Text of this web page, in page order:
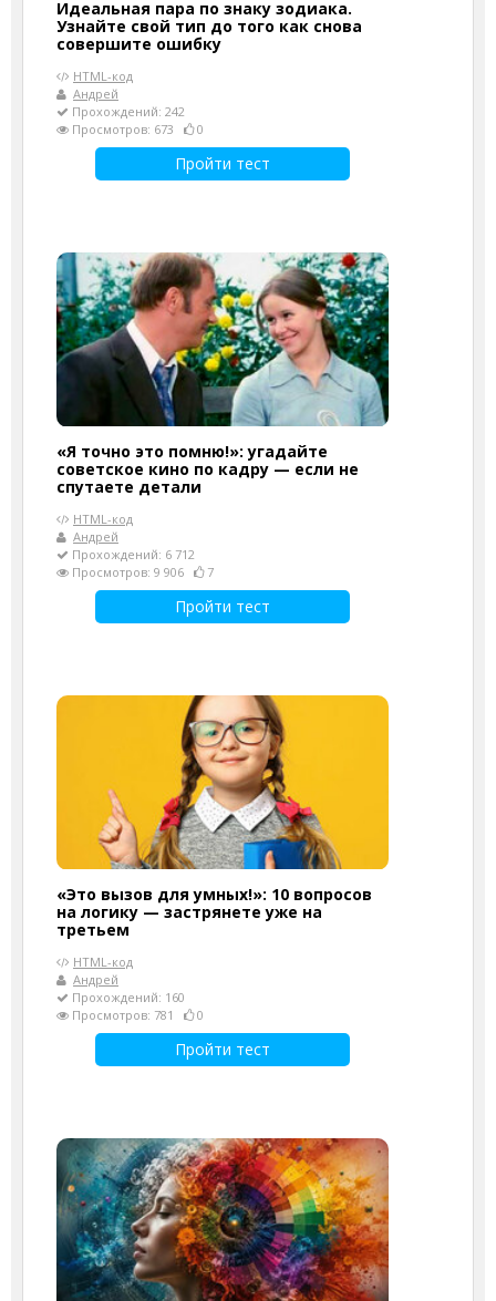
Идеальная пара по знаку зодиака.
Узнайте свой тип до того как снова
совершите ошибку
HTML-код
Андрей
Прохождений: 242
Просмотров: 673
0
Пройти тест
«Я точно это помню!»: угадайте
советское кино по кадру — если не
спутаете детали
HTML-код
Андрей
Прохождений: 6 712
Просмотров: 9 906
7
Пройти тест
«Это вызов для умных!»: 10 вопросов
на логику — застрянете уже на
третьем
HTML-код
Андрей
Прохождений: 160
Просмотров: 781
0
Пройти тест